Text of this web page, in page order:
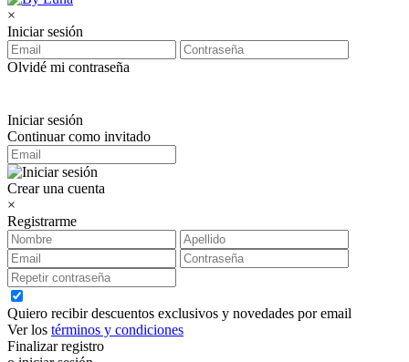
×
Iniciar sesión
Olvidé mi contraseña
Iniciar sesión
Continuar como invitado
Crear una cuenta
×
Registrarme
Quiero recibir descuentos exclusivos y novedades por email
Ver los términos y condiciones
Finalizar registro